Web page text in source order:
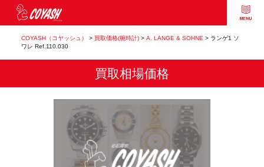
COYASH（コヤッシュ） > 買取価格(腕時計)> A. LANGE & SOHNE > ランゲ1 ソ
ワレ Ref.110.030
買取相場価格